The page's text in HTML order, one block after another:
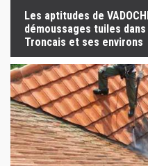
Les aptitudes de
démoussages tuiles
Troncais et ses environs